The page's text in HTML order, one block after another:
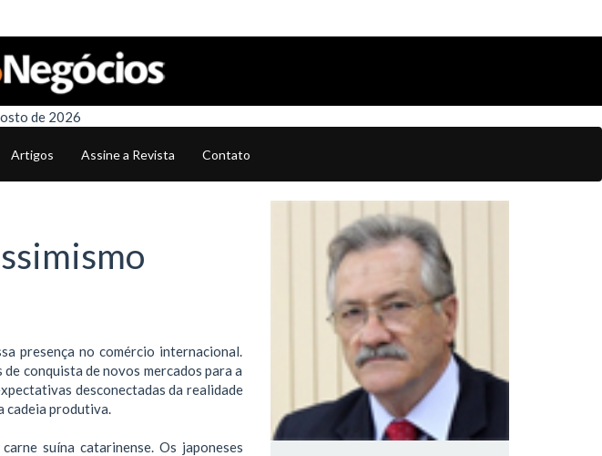
de 2026
Artigos Assine a Revista Contato
presença no comércio internacional.
conquista de novos mercados para a
desconectadas da realidade
cadeia produtiva.
suína catarinense. Os japoneses